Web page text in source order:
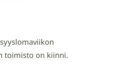
toimisto on kiinni.